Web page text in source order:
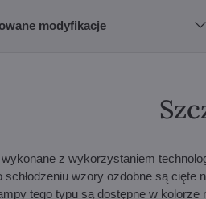
modyfikacje
z wykorzystaniem
wzory ozdobne są
tego typu są dostępne w